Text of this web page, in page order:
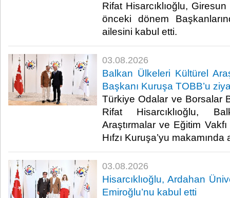
Rifat Hisarcıklıoğlu,
önceki dönem
ailesini kabul etti.​
03.08.2026
Balkan Ülkeleri Kültürel
Başkanı Kuruşa TOBB’u
Türkiye Odalar ve Borsalar
Rifat Hisarcıklıoğlu,
Araştırmalar ve Eğitim
Hıfzı Kuruşa’yu makamında
03.08.2026
Hisarcıklıoğlu, Ardahan
Emiroğlu’nu kabul etti